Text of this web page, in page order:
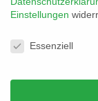
Einstellungen
Essenziell